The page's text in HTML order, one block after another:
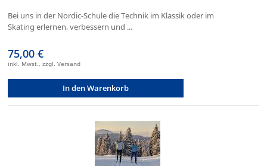
Bei uns in der Nordic-Schule die Technik im Klassik oder im
Skating erlernen, verbessern und ...
75,00 €
inkl. Mwst., zzgl. Versand
In den Warenkorb